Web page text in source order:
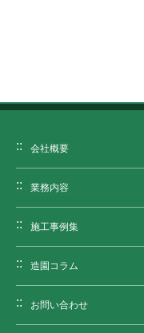
会社概要
業務内容
施工事例集
造園コラム
お問い合わせ